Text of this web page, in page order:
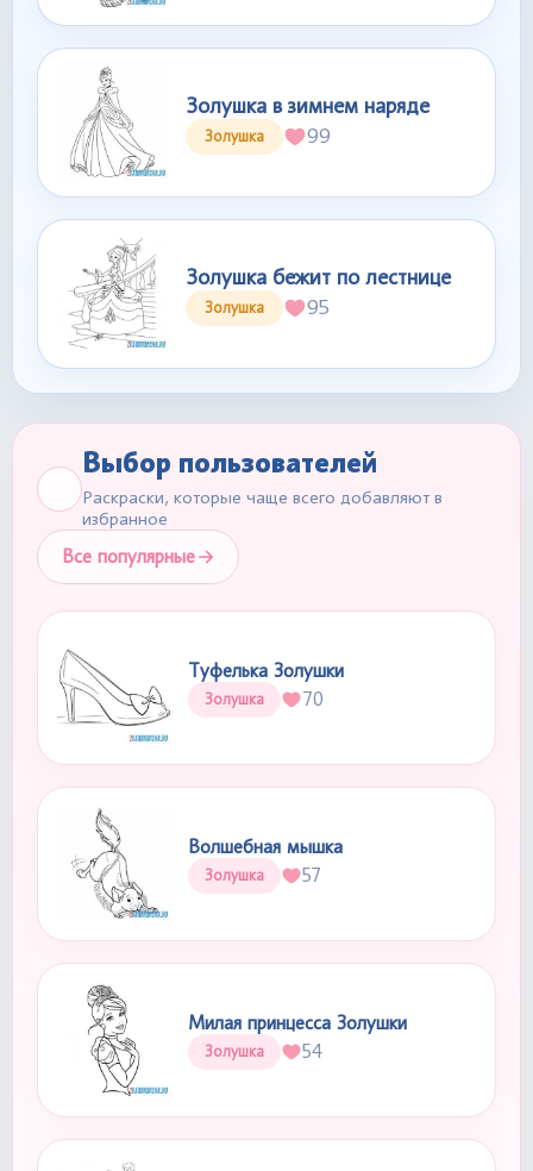
Золушка в зимнем наряде
Золушка 99
Золушка бежит по лестнице
Золушка 95
Выбор пользователей
Раскраски, которые чаще всего добавляют в
избранное
Все популярные
Туфелька Золушки
Золушка 70
Волшебная мышка
Золушка 57
Милая принцесса Золушки
Золушка 54